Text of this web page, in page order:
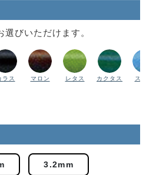
びいただけます。
ラス マロン レタス カクタス ス
3.2mm